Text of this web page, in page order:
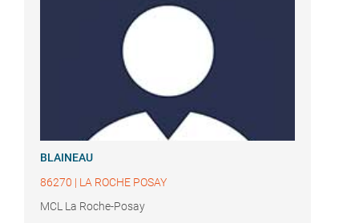
BLAINEAU
86270 | LA ROCHE POSAY
MCL La Roche-Posay